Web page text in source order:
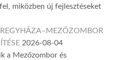
miközben új fejlesztéseket
2026-08-04
a Mezőzombor és